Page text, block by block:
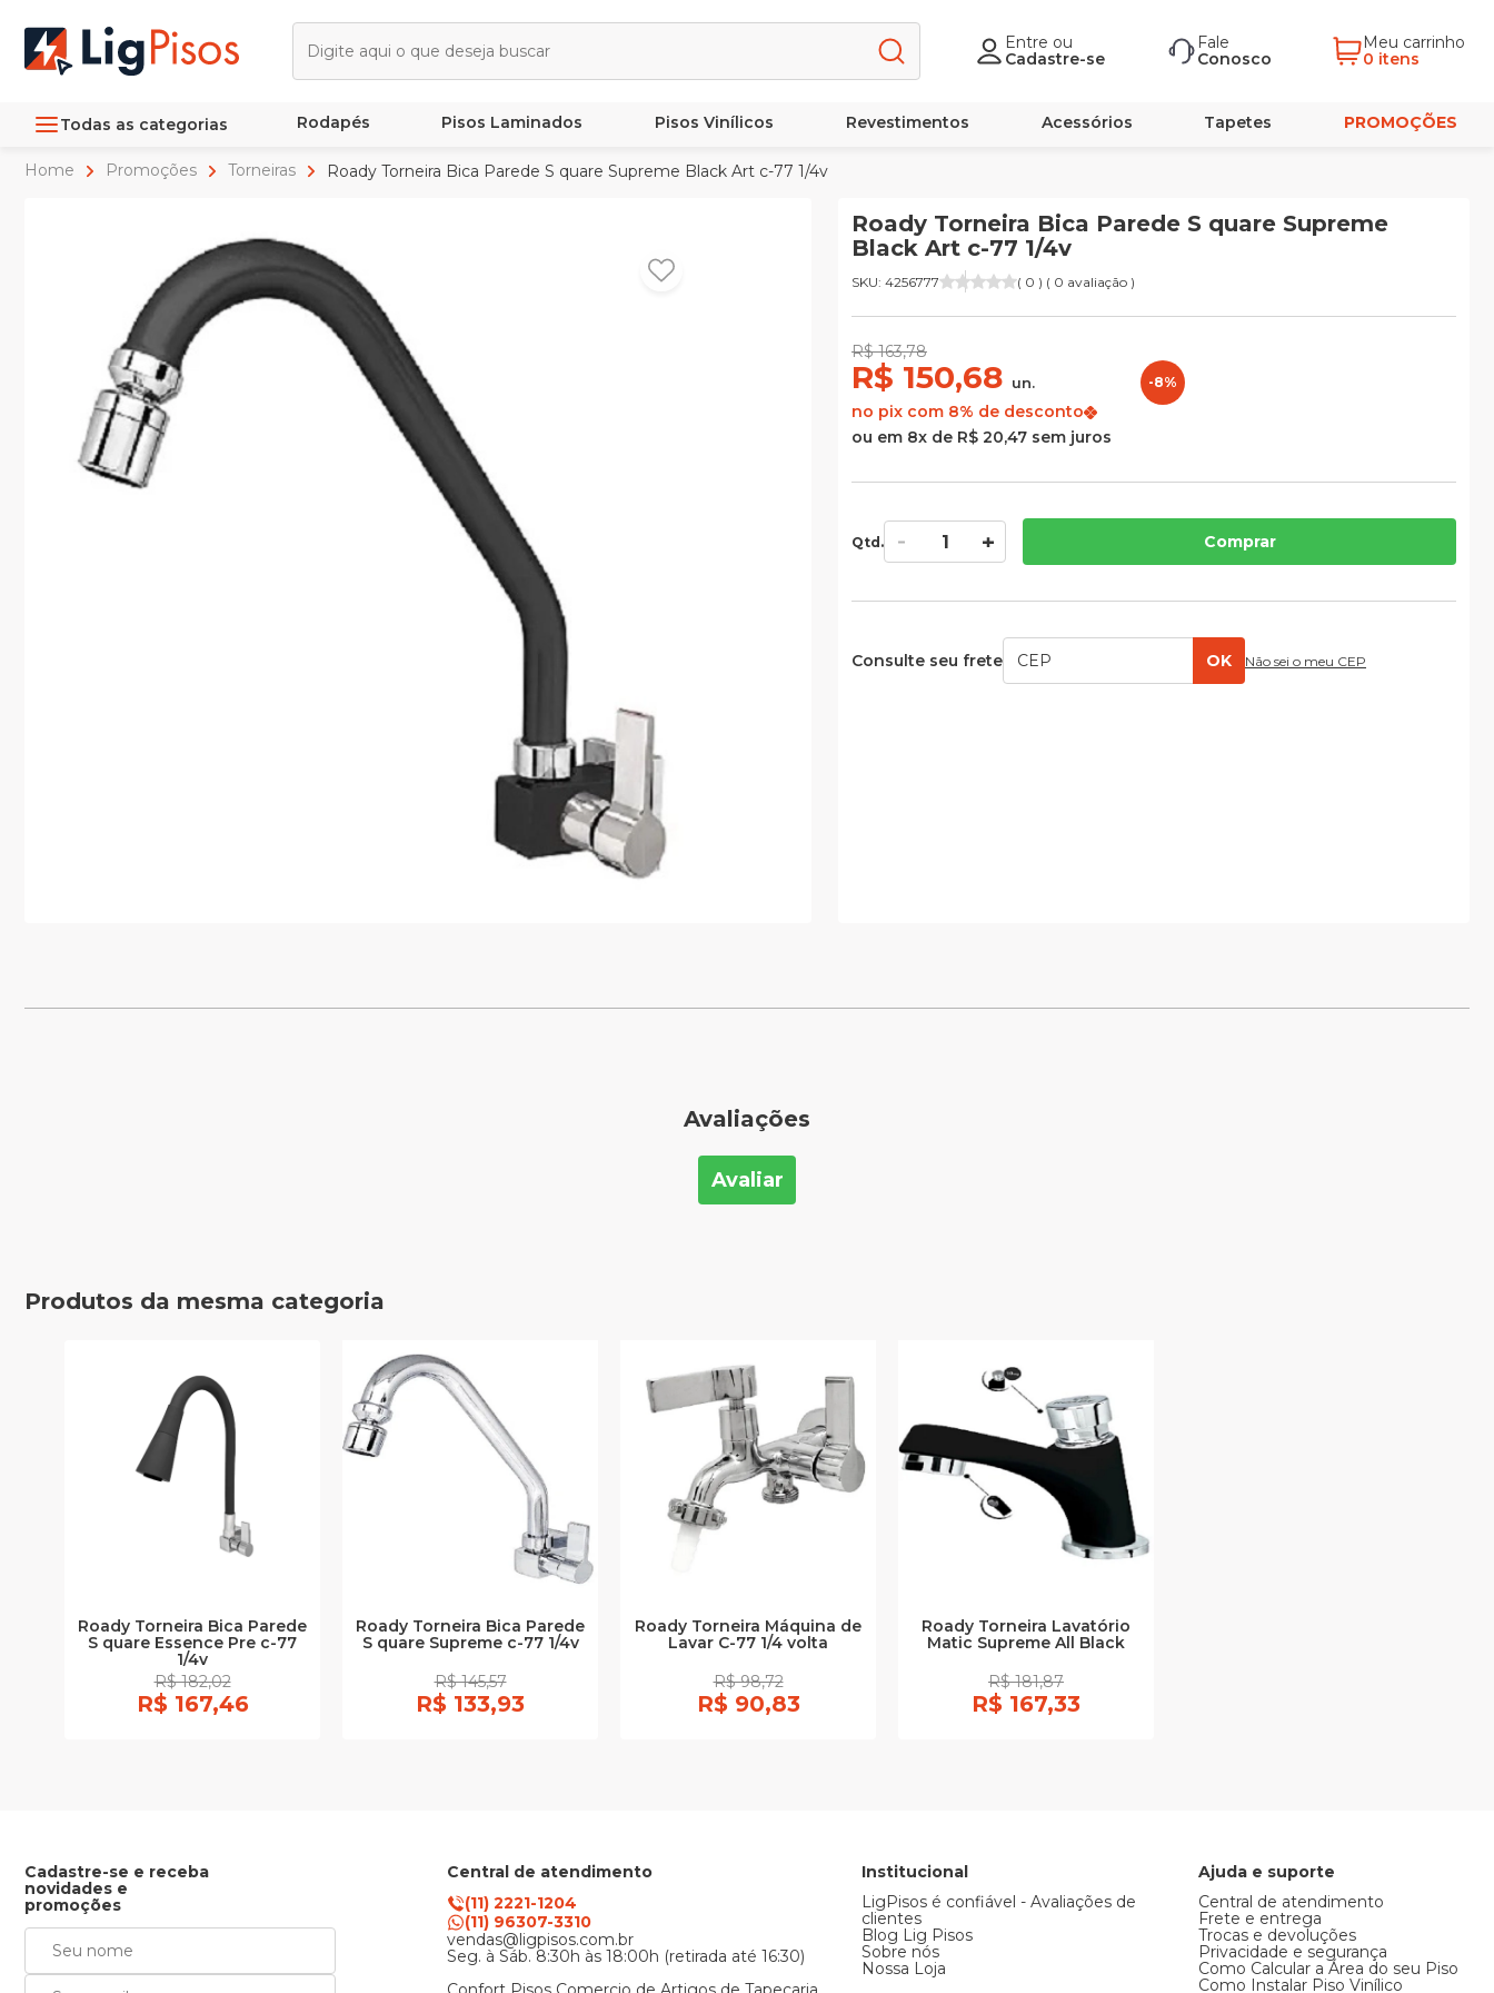
Entre ou
Cadastre-se
Fale
Conosco
Meu carrinho
0 itens
Todas as categorias Rodapés Pisos Laminados Pisos Vinílicos Revestimentos Acessórios Tapetes PROMOÇÕES
Home Promoções Torneiras Roady Torneira Bica Parede S quare Supreme Black Art c-77 1/4v
Roady Torneira Bica Parede S quare Supreme
Black Art c-77 1/4v
SKU: 4256777 ( 0 ) ( 0 avaliação )
R$ 163,78
R$ 150,68 un.
no pix com 8% de desconto
-8%
ou em 8x de R$ 20,47 sem juros
Qtd. Comprar
Consulte seu frete OK Não sei o meu CEP
Avaliações
Avaliar
Produtos da mesma categoria
Roady Torneira Bica Parede
S quare Essence Pre c-77
1/4v
R$ 182,02
R$ 167,46
Roady Torneira Bica Parede
S quare Supreme c-77 1/4v
R$ 145,57
R$ 133,93
Roady Torneira Máquina de
Lavar C-77 1/4 volta
R$ 98,72
R$ 90,83
Roady Torneira Lavatório
Matic Supreme All Black
R$ 181,87
R$ 167,33
Cadastre-se e receba
novidades e
promoções
Central de atendimento
(11) 2221-1204
(11) 96307-3310
vendas@ligpisos.com.br
Seg. à Sáb. 8:30h às 18:00h (retirada até 16:30)
Institucional
LigPisos é confiável - Avaliações de
clientes
Blog Lig Pisos
Sobre nós
Nossa Loja
Ajuda e suporte
Central de atendimento
Frete e entrega
Trocas e devoluções
Privacidade e segurança
Como Calcular a Área do seu Piso
Como Instalar Piso Vinílico